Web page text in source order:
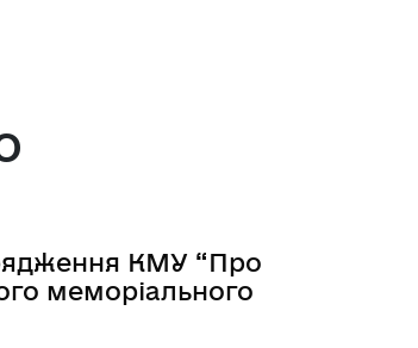
КМУ “Про
меморіального